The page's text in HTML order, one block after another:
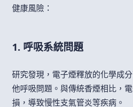
健康風險：
1. 呼吸系統問題
研究發現，電子煙釋放的化學成
他呼吸問題。與傳統香煙相比，
損，導致慢性支氣管炎等疾病。